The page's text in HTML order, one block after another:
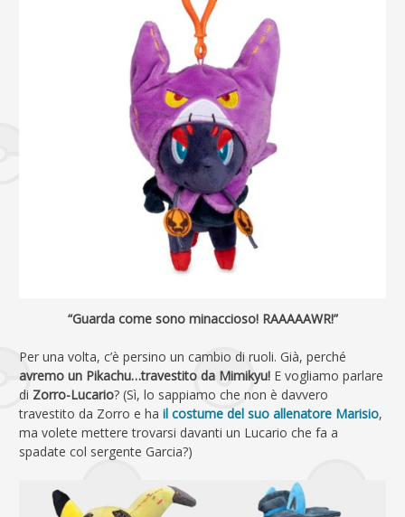
“Guarda come sono minaccioso! RAAAAAWR!”
Per una volta, c’è persino un cambio di ruoli. Già, perché
avremo un Pikachu…travestito da Mimikyu! E vogliamo parlare
di Zorro-Lucario? (Sì, lo sappiamo che non è davvero
travestito da Zorro e ha il costume del suo allenatore Marisio,
ma volete mettere trovarsi davanti un Lucario che fa a
spadate col sergente Garcia?)